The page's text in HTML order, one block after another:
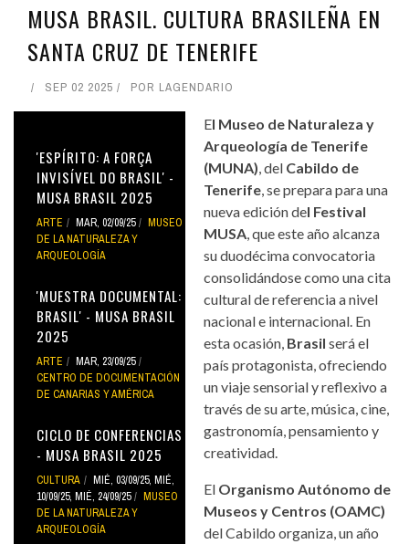
MUSA BRASIL. CULTURA BRASILEÑA EN
SANTA CRUZ DE TENERIFE
SEP 02 2025 POR LAGENDARIO
'ESPÍRITO: A FORÇA
INVISÍVEL DO BRASIL' -
MUSA BRASIL 2025
ARTE MAR, 02/09/25
MUSEO
DE LA NATURALEZA Y
ARQUEOLOGÍA
'MUESTRA DOCUMENTAL:
BRASIL' - MUSA BRASIL
2025
ARTE
MAR, 23/09/25
CENTRO DE DOCUMENTACIÓN
DE CANARIAS Y AMÉRICA
CICLO DE CONFERENCIAS
- MUSA BRASIL 2025
CULTURA MIÉ, 03/09/25, MIÉ,
10/09/25, MIÉ, 24/09/25
MUSEO
DE LA NATURALEZA Y
ARQUEOLOGÍA
El Museo de Naturaleza y
Arqueología de Tenerife
(MUNA), del Cabildo de
Tenerife, se prepara para una
nueva edición del Festival
MUSA, que este año alcanza
su duodécima convocatoria
consolidándose como una cita
cultural de referencia a nivel
nacional e internacional. En
esta ocasión, Brasilserá el
país protagonista, ofreciendo
un viaje sensorial y reflexivo a
través de su arte, música, cine,
gastronomía, pensamiento y
creatividad.
El Organismo Autónomo de
Museos y Centros (OAMC)
del Cabildo organiza, un año